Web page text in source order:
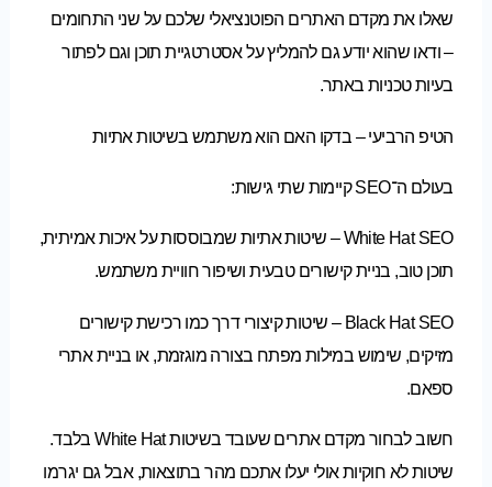
שאלו את מקדם האתרים הפוטנציאלי שלכם על שני התחומים
– ודאו שהוא יודע גם להמליץ על אסטרטגיית תוכן וגם לפתור
בעיות טכניות באתר.
הטיפ הרביעי – בדקו האם הוא משתמש בשיטות אתיות
בעולם ה־SEO קיימות שתי גישות:
White Hat SEO – שיטות אתיות שמבוססות על איכות אמיתית,
תוכן טוב, בניית קישורים טבעית ושיפור חוויית משתמש.
Black Hat SEO – שיטות קיצורי דרך כמו רכישת קישורים
מזיקים, שימוש במילות מפתח בצורה מוגזמת, או בניית אתרי
ספאם.
חשוב לבחור מקדם אתרים שעובד בשיטות White Hat בלבד.
שיטות לא חוקיות אולי יעלו אתכם מהר בתוצאות, אבל גם יגרמו